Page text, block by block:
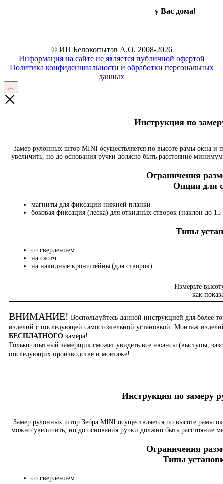
у Вас дома!
© ИП Белокопытов А.О. 2008-2026
Информация на сайте не является публичной офертой
Политика конфиденциальности и обработки персональных
данных
Инструкция по
Замер рулонных штор MINI осуществляется по высоте рамы окна
увеличить, но до основания ручки должно быть расстояние
Ограничения
Опции для
магниты для фиксации нижней планки
боковая фиксация (леска) для откидных створок (наклон до 15
Типы
со сверлением
на скотч
на накидные кронштейны (для створок)
Измерьте
как
ВНИМАНИЕ! Воспользуйтесь данной инструкцией для более
изделий с последующей самостоятельной установкой. Монтаж
БЕСПЛАТНОГО замера!
Только опытный замерщик сможет увидеть все нюансы (выступы,
последующих производстве и монтаже!
Инструкция по
Замер рулонных штор Зебра MINI осуществляется по высоте рамы
можно увеличить, но до основания ручки должно быть расстояние
Ограничения
Типы
со сверлением